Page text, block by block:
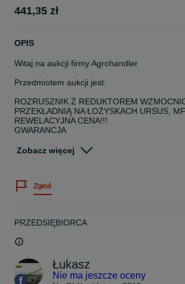
441,35 zł
OPIS
Witaj na aukcji firmy Agrohandler
Przedmiotem aukcji jest:
ROZRUSZNIK Z REDUKTOREM
PRZEKŁADNIĄ NA ŁOŻYSKACH URSUS,
REWELACYJNA CENA!!!
GWARANCJA
Zastosowanie:
4 CYLINDROWE
Zobacz więcej
Zgłoś
PRZEDSIĘBIORCA
Łukasz
Nie ma jeszcze oceny